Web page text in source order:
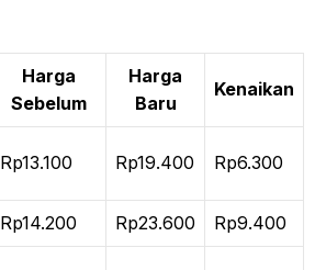
Harga
Sebelum
Harga
Baru
Kenaikan
Rp13.100 Rp19.400 Rp6.300
Rp14.200 Rp23.600 Rp9.400